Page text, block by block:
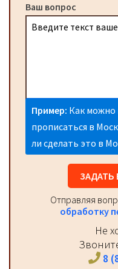
Ваш вопрос
Пример: Как можно
прописаться в
ли сделать это в
Отправляя
обработку
Не
8